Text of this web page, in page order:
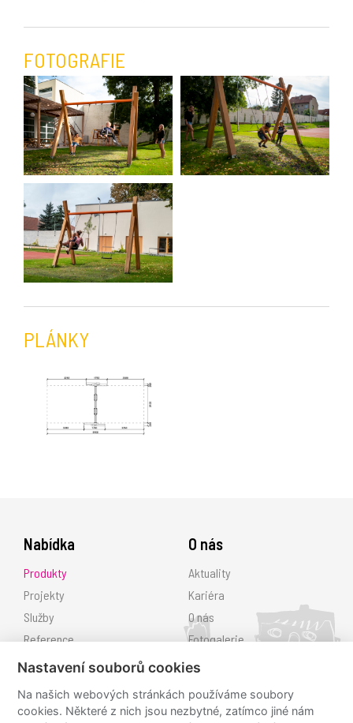
FOTOGRAFIE
PLÁNKY
Nabídka
Produkty
Projekty
Služby
Reference
O nás
Aktuality
Kariéra
O nás
Fotogalerie
Ke stažení
Nastavení souborů cookies
Na našich webových stránkách používáme soubory
cookies. Některé z nich jsou nezbytné, zatímco jiné nám